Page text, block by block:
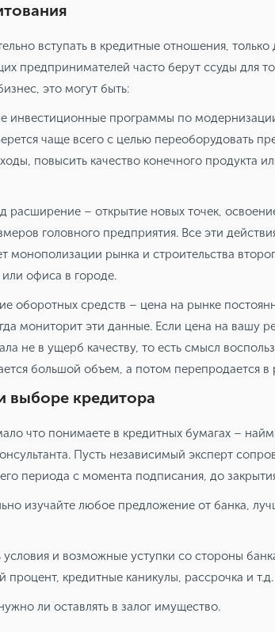
вступать в кредитные отношения,
предпринимателей часто берут ссуды для
это могут быть:
инвестиционные программы по
чаще всего с целью переоборудовать
повысить качество конечного продукта
расширение – открытие новых точек,
головного предприятия. Все эти
монополизации рынка и строительства
или офиса в городе.
оборотных средств – цена на рынке
мониторит эти данные. Если цена на вашу
не в ущерб качеству, то есть смысл
большой объем, а потом перепродается в
выборе кредитора
что понимаете в кредитных бумагах –
Пусть независимый эксперт
периода с момента подписания, до
изучайте любое предложение от банка,
и возможные уступки со стороны
процент, кредитные каникулы, рассрочка и т.д.
ли оставлять в залог имущество.